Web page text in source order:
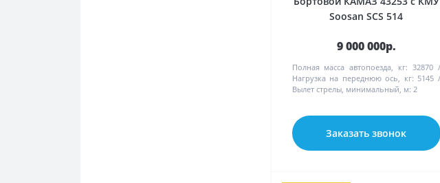
Soosan SCS 514
9 000 000р.
Полная масса автопоезда, кг: 32870
Нагрузка на переднюю ось, кг: 5145
Вылет стрелы, минимальный, м: 2
Заказать звонок